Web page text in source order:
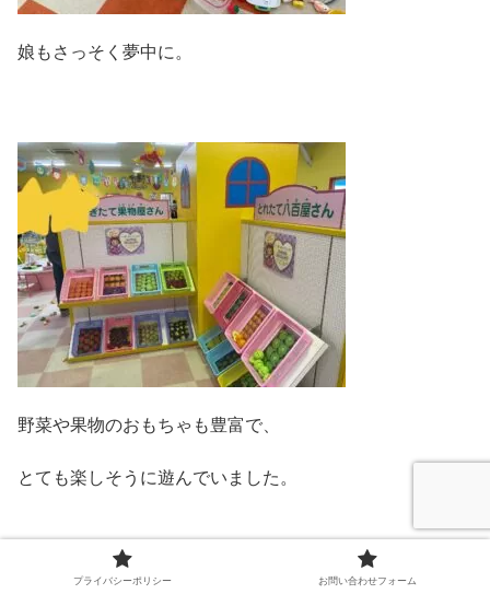
娘もさっそく夢中に。
野菜や果物のおもちゃも豊富で、
とても楽しそうに遊んでいました。
プライバシーポリシー お問い合わせフォーム